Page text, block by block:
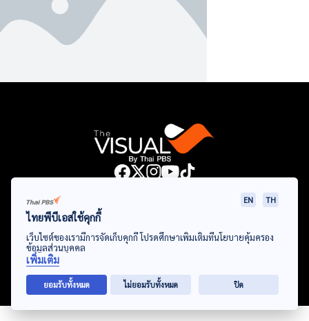
Data Viz Topics
© Thai Public Broadcasting Service. All Rights Reserved
2024
ไทยพีบีเอสใช้คุกกี้
EN TH
เว็บไซต์ของเรามีการจัดเก็บคุกกี้ โปรดศึกษาเพิ่มเติมที่นโยบายคุ้มครอง
ข้อมูลส่วนบุคคล
เพิ่มเติม
ยอมรับทั้งหมด ไม่ยอมรับทั้งหมด ปิด